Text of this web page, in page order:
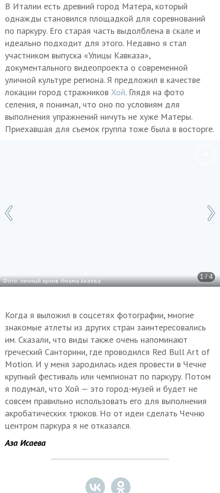
В Италии есть древний город Матера, который
однажды становился площадкой для соревнований
по паркуру. Его старая часть выдолблена в скале и
идеально подходит для этого. Недавно я стал
участником выпуска «Улицы Кавказа»,
документального видеопроекта о современной
уличной культуре региона. Я предложил в качестве
локации город стражников Хой. Глядя на фото
селения, я понимал, что оно по условиям для
выполнения упражнений ничуть не хуже Матеры.
Приехавшая для съемок группа тоже была в восторге.
1 / 4
Фото: личный архив Имама Акаева
Когда я выложил в соцсетях фотографии, многие
знакомые атлеты из других стран заинтересовались
им. Сказали, что виды также очень напоминают
греческий Санторини, где проводился Red Bull Art of
Motion. И у меня зародилась идея провести в Чечне
крупный фестиваль или чемпионат по паркуру. Потом
я подумал, что Хой — это город-музей и будет не
совсем правильно использовать его для выполнения
акробатических трюков. Но от идеи сделать Чечню
центром паркура я не отказался.
Аза Исаева